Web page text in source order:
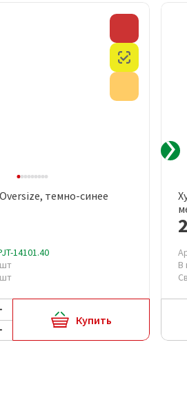
темно-синее
14101.40
Купить
В